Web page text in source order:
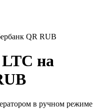
QR RUB
на
в ручном режиме